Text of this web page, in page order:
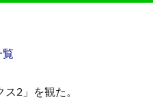
2」を観た。